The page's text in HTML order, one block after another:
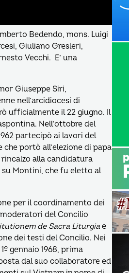
Bedendo, mons. Luigi
Giuliano Gresleri,
Vecchi. E’ una
Giuseppe Siri,
nell’arcidiocesi di
ufficialmente il 22 giugno. Il
Nell’ottobre del
partecipò ai lavori del
portò all’elezione di papa
alla candidatura
Montini, che fu eletto al
per il coordinamento dei
del Concilio
de Sacra Liturgiae
dei testi del Concilio. Nei
gennaio 1968, prima
dal suo collaboratore ed